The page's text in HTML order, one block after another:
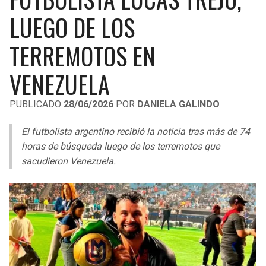
LIGA DE EXPANSIÓN MX
LEAGUES CUP
UEFA EUROPA LEAGUE
UEFA CONFERENCE LEAGUE
MLS
COPA LIBERTADORES
LIGA BETPLAY
OTRAS LIGAS
RAIDERS
CHARGERS
RAVENS
STEELERS
TEXANS
COLTS
CAVALIERS
PISTONS
PACERS
HORNETS
HEAT
MAGIC
LUEGO DE LOS
TERREMOTOS EN
VENEZUELA
PUBLICADO 28/06/2026 POR DANIELA GALINDO
El futbolista argentino recibió la noticia tras más de 74
horas de búsqueda luego de los terremotos que
sacudieron Venezuela.